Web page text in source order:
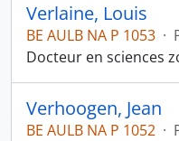
Verlaine, Louis
BE AULB NA P 1053 ·
Docteur en sciences
Verhoogen, Jean
BE AULB NA P 1052 ·